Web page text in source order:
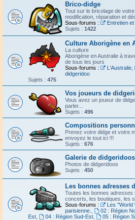
Brico-didge
Tout sur le bricolage de
modification, réparation et
Sous-forums :
Entretien
Sujets : 1422
Culture Aborigène en
La culture
Aborigène en Australie à
de tous les jours
Sous-forums :
L'Australie,
didgeridoo
Sujets : 475
Vos joueurs de
Vous avez un joueur de
parler...
Sujets : 496
Compositions
Prenez votre didge et votre
envoyez le tout ici !!!
Sujets : 676
Galerie de didgeridoos
Photos de didgeridoos
Sujets : 450
Les bonnes adresses
Toutes les bonnes adresses
concerts, les boutiques, les
Sous-forums :
Les "World
parisienne.
02 : Région
Est
04 : Région Sud-Est,
05 : Région